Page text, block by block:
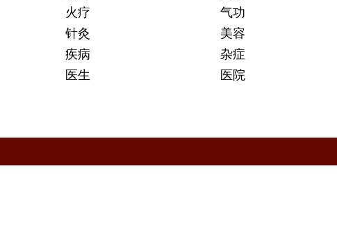
火疗
气功
针灸
美容
疾病
杂症
医生
医院